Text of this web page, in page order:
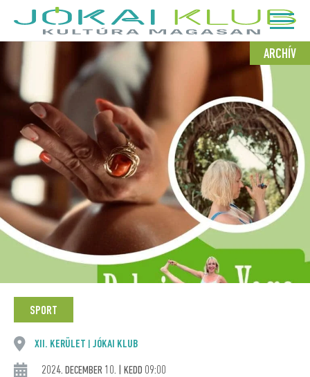
ARCHÍV
SPORT
XII. KERÜLET JÓKAI KLUB
2024. DECEMBER 10. | KEDD 09:00